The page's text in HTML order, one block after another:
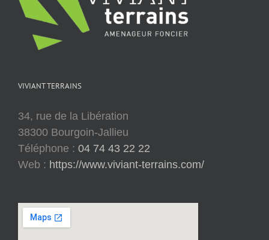
VIVIANT TERRAINS
34, rue de la Libération
38300 Bourgoin-Jallieu
Téléphone : 04 74 43 22 22
Web : https://www.viviant-terrains.com/